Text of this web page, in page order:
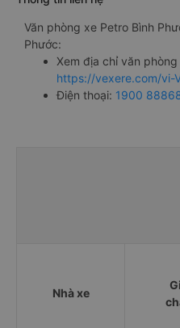
Văn phòng xe Petro Bình
Phước:
Xem địa chỉ văn
https://vexere.com/vi-
Điện thoại: 1900
Nhà xe